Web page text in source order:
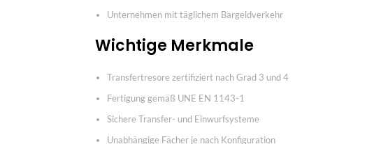
Unternehmen mit täglichem Bargeldverkehr
Wichtige Merkmale
Transfertresore zertifiziert nach Grad 3 und 4
Fertigung gemäß UNE EN 1143-1
Sichere Transfer- und Einwurfsysteme
Unabhängige Fächer je nach Konfiguration